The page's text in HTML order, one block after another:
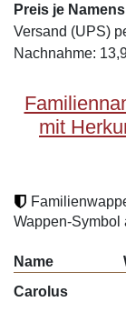
Preis je
Versand (UPS)
Nachnahme:
mit
Wappen-Symbol
Name
Carolus